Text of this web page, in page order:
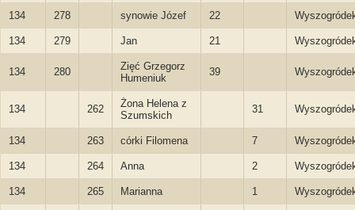
134 278 synowie Józef 22
134 279 Jan 21
134 280
Zięć Grzegorz
Humeniuk
39
134 262
Żona Helena z
Szumskich
31
134 263 córki Filomena 7
134 264 Anna 2
134 265 Marianna 1